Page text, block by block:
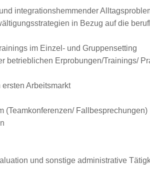
integrationshemmender
in Bezug auf die
im Einzel- und Gruppensetting
betrieblichen Erprobungen/Trainings/
Arbeitsmarkt
(Teamkonferenzen/ Fallbesprechungen)
und sonstige administrative